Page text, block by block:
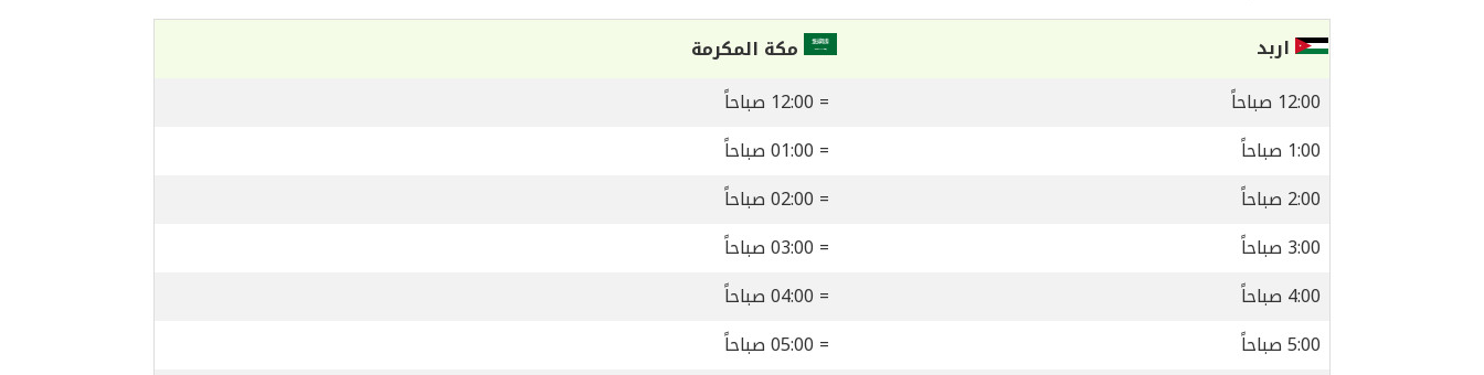
اربد
مكة المكرمة
12:00 صباحاً
= 12:00 صباحاً
1:00 صباحاً
= 01:00 صباحاً
2:00 صباحاً
= 02:00 صباحاً
3:00 صباحاً
= 03:00 صباحاً
4:00 صباحاً
= 04:00 صباحاً
5:00 صباحاً
= 05:00 صباحاً